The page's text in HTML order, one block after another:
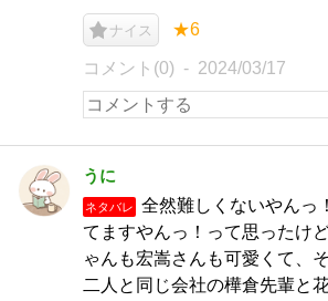
ナイス ★6
コメント(0) 2024/03/17
うに
ネタバレ
全然難しくないやんっ
てますやんっ！って思ったけ
ゃんも宏嵩さんも可愛くて、
二人と同じ会社の樺倉先輩と